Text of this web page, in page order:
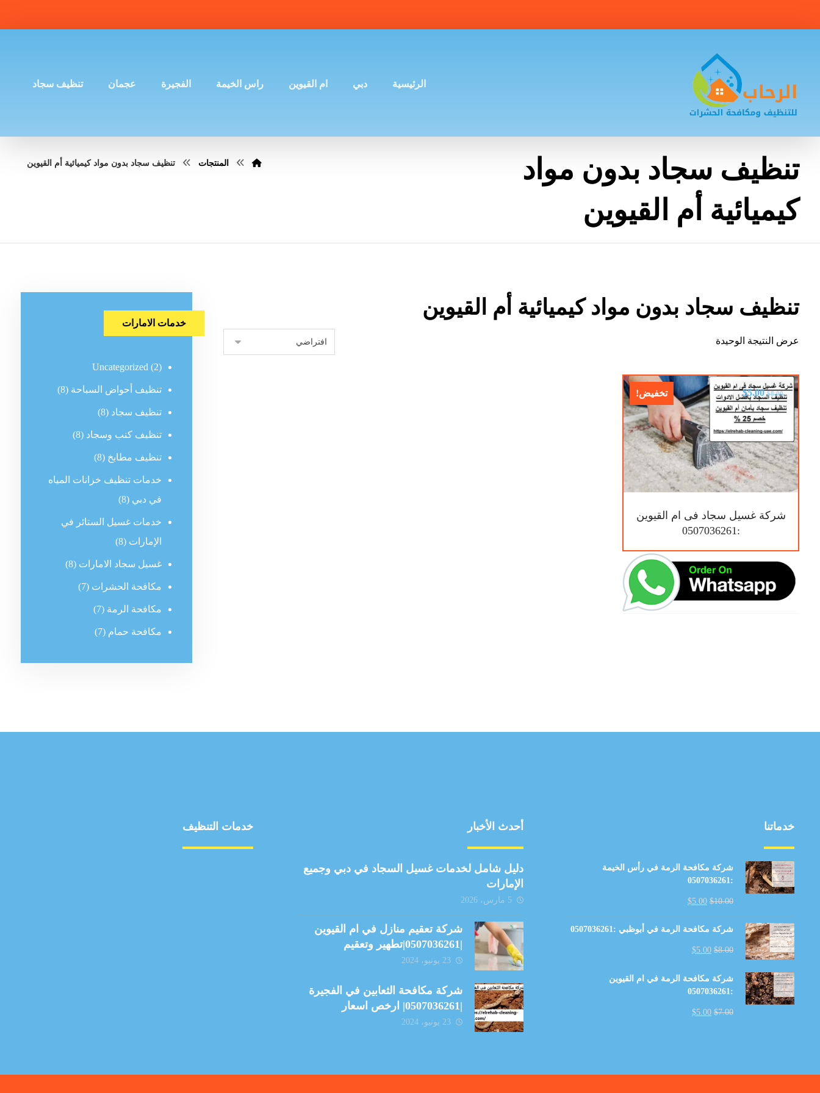
الرئيسية دبي ام القيوين راس الخيمة الفجيرة عجمان تنظيف سجاد
تنظيف سجاد بدون مواد
كيميائية أم القيوين
المنتجات تنظيف سجاد بدون مواد كيميائية أم القيوين
تنظيف سجاد بدون مواد كيميائية أم القيوين
عرض النتيجة الوحيدة
تخفيض!
شركة غسيل سجاد فى ام القيوين
:0507036261
$8.00
$5.00
خدمات الامارات
Uncategorized (2)
تنظيف أحواض السباحة (8)
تنظيف سجاد (8)
تنظيف كنب وسجاد (8)
تنظيف مطابخ (8)
خدمات تنظيف خزانات المياه
في دبي (8)
خدمات غسيل الستائر في
الإمارات (8)
غسيل سجاد الامارات (8)
مكافحة الحشرات (7)
مكافحة الرمة (7)
مكافحة حمام (7)
خدماتنا
شركة مكافحة الرمة في رأس الخيمة
:0507036261
$10.00
$5.00
شركة مكافحة الرمة في أبوظبي :0507036261
$8.00
$5.00
شركة مكافحة الرمة في ام القيوين
:0507036261
$7.00
$5.00
أحدث الأخبار
دليل شامل لخدمات غسيل السجاد في دبي وجميع
الإمارات
5 مارس، 2026
شركة تعقيم منازل في ام القيوين
|0507036261|تطهير وتعقيم
23 يونيو، 2024
شركة مكافحة الثعابين في الفجيرة
|0507036261| ارخص اسعار
23 يونيو، 2024
خدمات التنظيف